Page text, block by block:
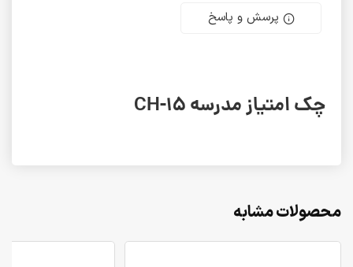
پرسش و پاسخ
چک امتیاز مدرسه CH-15
محصولات مشابه